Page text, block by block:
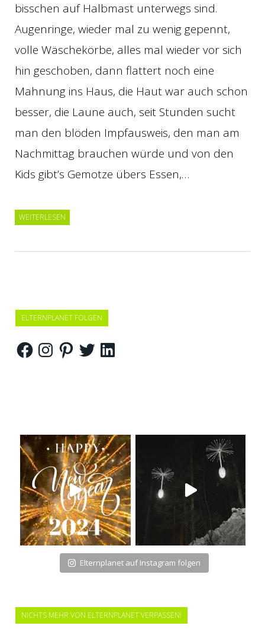
bisschen auf Halbmast unterwegs sind.
Augenringe, wieder mal zu wenig gepennt,
volle Wäschekörbe, alles mal wieder vor sich
hin geschoben, dann flattert noch eine
Mahnung ins Haus, die Haut war auch schon
besser, die Laune auch, seit Stunden sucht
man den blöden Impfausweis, den man am
Nachmittag brauchen würde und von den
Kids gibt’s Gemotze übers Essen,…
WEITERLESEN
ELTERNPLANET FOLGEN
FacebookInstagramPinterestTwitterLinkedIn
Elternplanet auf Instagram folgen
NICHTS MEHR VON ELTERNPLANET VERPASSEN!